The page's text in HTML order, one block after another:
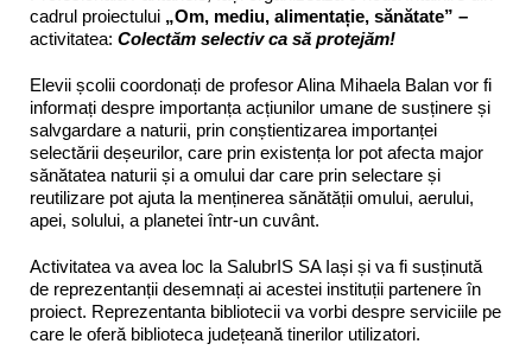
cadrul proiectului „Om, mediu, alimentație, sănătate” –
activitatea: Colectăm selectiv ca să protejăm!
Elevii școlii coordonați de profesor Alina Mihaela Balan vor fi
informați despre importanța acțiunilor umane de susținere și
salvgardare a naturii, prin conștientizarea importanței
selectării deșeurilor, care prin existența lor pot afecta major
sănătatea naturii și a omului dar care prin selectare și
reutilizare pot ajuta la menținerea sănătății omului, aerului,
apei, solului, a planetei într-un cuvânt.
Activitatea va avea loc la SalubrIS SA Iași și va fi susținută
de reprezentanții desemnați ai acestei instituții partenere în
proiect. Reprezentanta bibliotecii va vorbi despre serviciile pe
care le oferă biblioteca județeană tinerilor utilizatori.